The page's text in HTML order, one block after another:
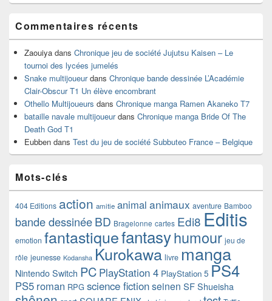
Commentaires récents
Zaouiya dans Chronique jeu de société Jujutsu Kaisen – Le
tournoi des lycées jumelés
Snake multijoueurdans Chronique bande dessinée L’Académie
Clair-Obscur T1 Un élève encombrant
Othello Multijoueurs dans Chronique manga Ramen Akaneko T7
bataille navale multijoueurdans Chronique manga Bride Of The
Death God T1
Eubben dans Test du jeu de société Subbuteo France – Belgique
Mots-clés
404 Editions action amitie animal animaux aventure Bamboo
bande dessinéeBD Bragelonne cartes Edi8 Editis
emotion fantastiquefantasyhumour jeu de
rôle jeunesse Kodansha Kurokawa livre manga
Nintendo Switch PC PlayStation 4 PlayStation 5 PS4
PS5 roman RPG science fictionseinen SF Shueisha